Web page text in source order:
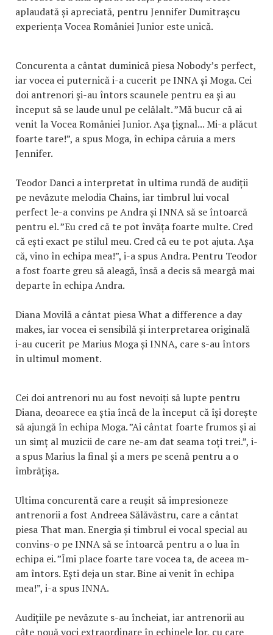
aplaudată și apreciată, pentru Jennifer Dumitrașcu
experiența Vocea României Junior este unică.
Concurenta a cântat duminică piesa Nobody’s perfect,
iar vocea ei puternică i-a cucerit pe INNA și Moga. Cei
doi antrenori și-au întors scaunele pentru ea și au
început să se laude unul pe celălalt. ”Mă bucur că ai
venit la Vocea României Junior. Așa țignal... Mi-a plăcut
foarte tare!”, a spus Moga, în echipa căruia a mers
Jennifer.
Teodor Danci a interpretat în ultima rundă de audiții
pe nevăzute melodia Chains, iar timbrul lui vocal
perfect le-a convins pe Andra și INNA să se întoarcă
pentru el. ”Eu cred că te pot învăța foarte multe. Cred
că ești exact pe stilul meu. Cred că eu te pot ajuta. Așa
că, vino în echipa mea!”, i-a spus Andra. Pentru Teodor
a fost foarte greu să aleagă, însă a decis să meargă mai
departe în echipa Andra.
Diana Movilă a cântat piesa What a difference a day
makes, iar vocea ei sensibilă și interpretarea originală
i-au cucerit pe Marius Moga și INNA, care s-au întors
în ultimul moment.
Cei doi antrenori nu au fost nevoiți să lupte pentru
Diana, deoarece ea știa încă de la început că își dorește
să ajungă în echipa Moga. ”Ai cântat foarte frumos și ai
un simț al muzicii de care ne-am dat seama toți trei.”, i-
a spus Marius la final și a mers pe scenă pentru a o
îmbrățișa.
Ultima concurentă care a reușit să impresioneze
antrenorii a fost Andreea Sălăvăstru, care a cântat
piesa That man. Energia și timbrul ei vocal special au
convins-o pe INNA să se întoarcă pentru a o lua în
echipa ei. ”Îmi place foarte tare vocea ta, de aceea m-
am întors. Ești deja un star. Bine ai venit în echipa
mea!”, i-a spus INNA.
Audițiile pe nevăzute s-au încheiat, iar antrenorii au
câte nouă voci extraordinare în echipele lor, cu care